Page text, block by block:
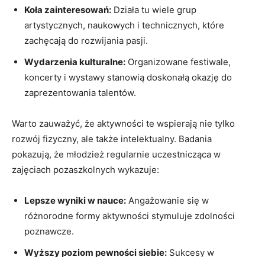
Koła zainteresowań: Działa tu wiele grup
artystycznych, naukowych i technicznych, które
zachęcają do rozwijania pasji.
Wydarzenia kulturalne: Organizowane festiwale,
koncerty i wystawy stanowią doskonałą okazję do
zaprezentowania talentów.
Warto zauważyć, że aktywności te wspierają nie tylko
rozwój fizyczny, ale także intelektualny. Badania
pokazują, że młodzież regularnie uczestnicząca w
zajęciach pozaszkolnych wykazuje:
Lepsze wyniki w nauce: Angażowanie się w
różnorodne formy aktywności stymuluje zdolności
poznawcze.
Wyższy poziom pewności siebie: Sukcesy w